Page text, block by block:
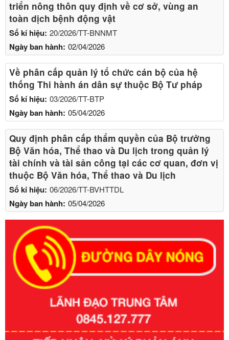
Số kí hiệu: 20/2026/TT-BNNMT
Ngày ban hành: 02/04/2026
triển nông thôn quy định về cơ sở, vùng an
toàn dịch bệnh động vật
Số kí hiệu: 03/2026/TT-BTP
Ngày ban hành: 05/04/2026
Về phân cấp quản lý tổ chức cán bộ của hệ
thống Thi hành án dân sự thuộc Bộ Tư pháp
Số kí hiệu: 06/2026/TT-BVHTTDL
Ngày ban hành: 05/04/2026
Quy định phân cấp thẩm quyền của Bộ trưởng
Bộ Văn hóa, Thể thao và Du lịch trong quản lý
tài chính và tài sản công tại các cơ quan, đơn vị
thuộc Bộ Văn hóa, Thể thao và Du lịch